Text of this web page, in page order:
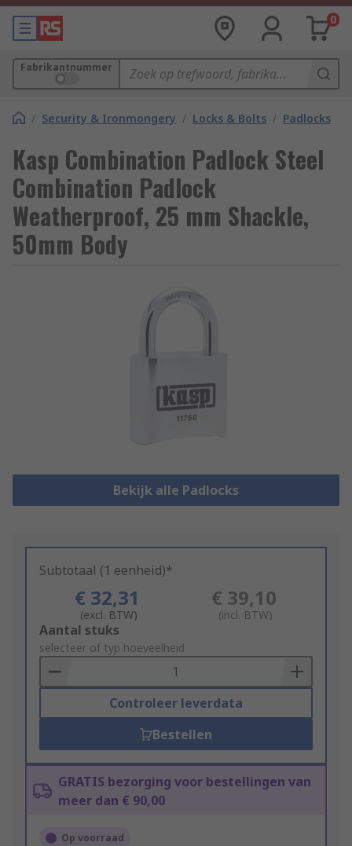
0
Fabrikantnummer
/ Security & Ironmongery / Locks & Bolts / Padlocks
Kasp Combination Padlock Steel
Combination Padlock
Weatherproof, 25 mm Shackle,
50mm Body
Bekijk alle Padlocks
Subtotaal (1 eenheid)*
€ 32,31
(excl. BTW)
€ 39,10
(incl. BTW)
Add
to
Basket
Aantal stuks
selecteer of typ hoeveelheid
Controleer leverdata
Bestellen
GRATIS bezorging voor bestellingen van
meer dan € 90,00
Op voorraad